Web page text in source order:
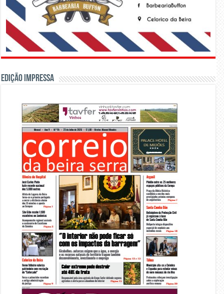
Edição Impressa